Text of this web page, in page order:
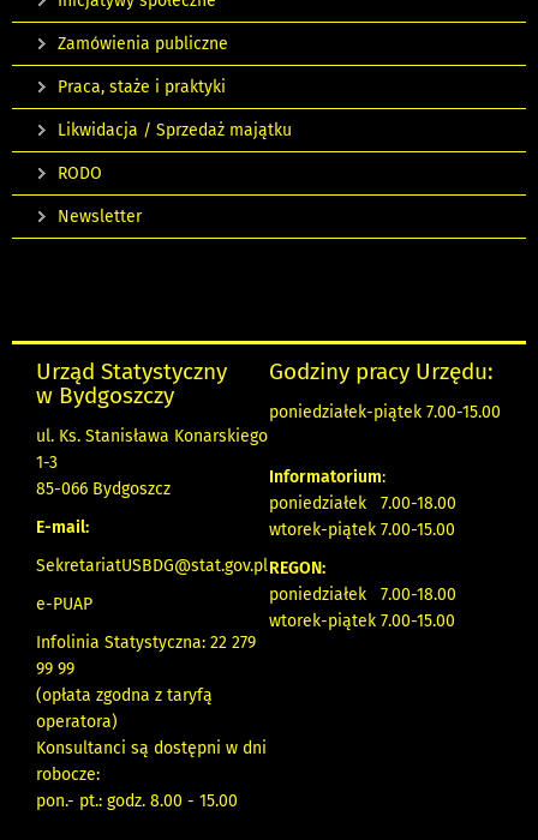
Zamówienia publiczne
Praca, staże i praktyki
Likwidacja / Sprzedaż majątku
RODO
Newsletter
Urząd Statystyczny
w Bydgoszczy
ul. Ks. Stanisława Konarskiego
1-3
85-066 Bydgoszcz
E-mail:
SekretariatUSBDG@stat.gov.pl
e-PUAP
Infolinia Statystyczna: 22 279
99 99
(opłata zgodna z taryfą
operatora)
Konsultanci są dostępni w dni
robocze:
pon.- pt.: godz. 8.00 - 15.00
Godziny pracy Urzędu:
poniedziałek-piątek 7.00-15.00
Informatorium:
poniedziałek 7.00-18.00
wtorek-piątek 7.00-15.00
REGON:
poniedziałek 7.00-18.00
wtorek-piątek 7.00-15.00